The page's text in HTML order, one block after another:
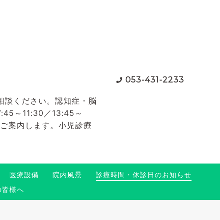
談ください。認知症・脳
～11:30／13:45～
案内します。小児診療
053-431-2233
医療設備 院内風景
診療時間・休診日のお知らせ
様へ